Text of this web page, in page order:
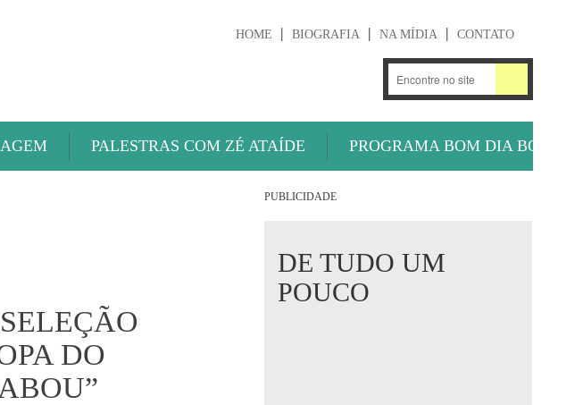
HOME BIOGRAFIA NA MÍDIA CONTATO
PALESTRAS COM ZÉ ATAÍDE PROGRAMA BOM DIA BOLA
DO
PUBLICIDADE
DE TUDO UM
POUCO